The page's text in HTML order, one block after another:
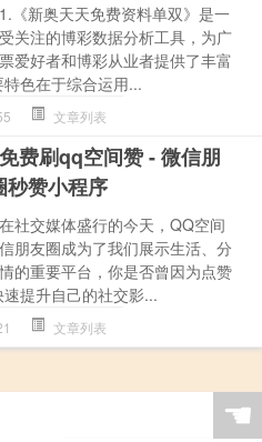
新奥天天免费资料单双》是一
关注的博彩数据分析工具，为广
爱好者和博彩从业者提供了丰富
色在于综合运用...
文章列表
费刷qq空间赞 - 微信朋
秒赞小程序
社交媒体盛行的今天，QQ空间
朋友圈成为了我们展示生活、分
的重要平台，你是否曾因为点赞
提升自己的社交影...
文章列表
☚